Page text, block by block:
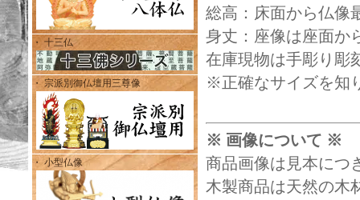
・ 十三仏
・ 宗派別御仏壇用三尊像
・ 小型仏像
総高：床面から仏像
身丈：座像は座面か
在庫現物は手彫り彫
※正確なサイズを知
※ 画像について ※
商品画像は見本につ
木製商品は天然の木